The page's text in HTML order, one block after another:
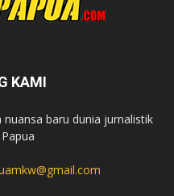
KAMI
baru dunia jurnalistik